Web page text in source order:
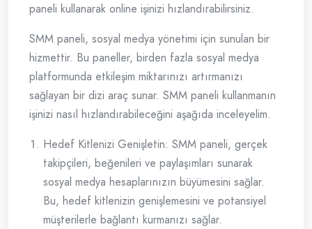
paneli kullanarak online işinizi hızlandırabilirsiniz.
SMM paneli, sosyal medya yönetimi için sunulan bir
hizmettir. Bu paneller, birden fazla sosyal medya
platformunda etkileşim miktarınızı artırmanızı
sağlayan bir dizi araç sunar. SMM paneli kullanmanın
işinizi nasıl hızlandırabileceğini aşağıda inceleyelim.
Hedef Kitlenizi Genişletin: SMM paneli, gerçek
takipçileri, beğenileri ve paylaşımları sunarak
sosyal medya hesaplarınızın büyümesini sağlar.
Bu, hedef kitlenizin genişlemesini ve potansiyel
müşterilerle bağlantı kurmanızı sağlar.